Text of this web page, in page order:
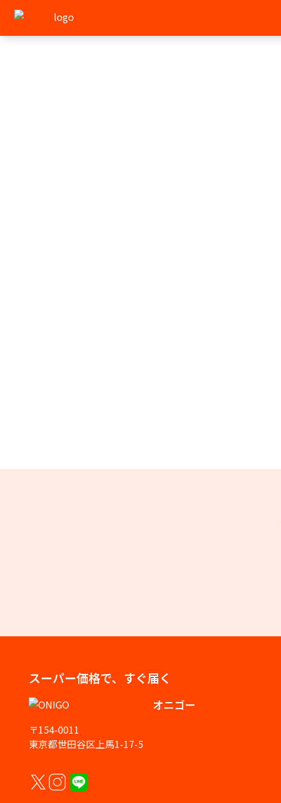
スーパー価格で、すぐ届く
オニゴー
〒154-0011
東京都世田谷区上馬1-17-5